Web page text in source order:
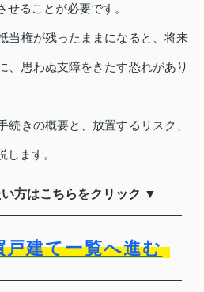
ることが必要です。
当権が残ったままになると、将来
、思わぬ支障をきたす恐れがあり
続きの概要と、放置するリスク、
します。
方はこちらをクリック ▼
戸建て一覧へ進む